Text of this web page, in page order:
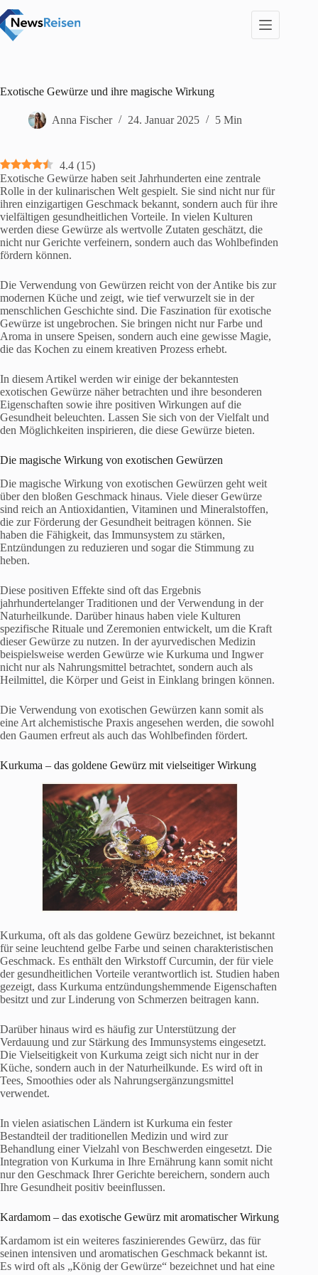
Inhalt
springen
Exotische Gewürze und ihre magische Wirkung
Anna Fischer 24. Januar 2025 5 Min
4.4 (15)
Exotische Gewürze haben seit Jahrhunderten eine zentrale
Rolle in der kulinarischen Welt gespielt. Sie sind nicht nur für
ihren einzigartigen Geschmack bekannt, sondern auch für ihre
vielfältigen gesundheitlichen Vorteile. In vielen Kulturen
werden diese Gewürze als wertvolle Zutaten geschätzt, die
nicht nur Gerichte verfeinern, sondern auch das Wohlbefinden
fördern können.
Die Verwendung von Gewürzen reicht von der Antike bis zur
modernen Küche und zeigt, wie tief verwurzelt sie in der
menschlichen Geschichte sind. Die Faszination für exotische
Gewürze ist ungebrochen. Sie bringen nicht nur Farbe und
Aroma in unsere Speisen, sondern auch eine gewisse Magie,
die das Kochen zu einem kreativen Prozess erhebt.
In diesem Artikel werden wir einige der bekanntesten
exotischen Gewürze näher betrachten und ihre besonderen
Eigenschaften sowie ihre positiven Wirkungen auf die
Gesundheit beleuchten. Lassen Sie sich von der Vielfalt und
den Möglichkeiten inspirieren, die diese Gewürze bieten.
Die magische Wirkung von exotischen Gewürzen
Die magische Wirkung von exotischen Gewürzen geht weit
über den bloßen Geschmack hinaus. Viele dieser Gewürze
sind reich an Antioxidantien, Vitaminen und Mineralstoffen,
die zur Förderung der Gesundheit beitragen können. Sie
haben die Fähigkeit, das Immunsystem zu stärken,
Entzündungen zu reduzieren und sogar die Stimmung zu
heben.
Diese positiven Effekte sind oft das Ergebnis
jahrhundertelanger Traditionen und der Verwendung in der
Naturheilkunde. Darüber hinaus haben viele Kulturen
spezifische Rituale und Zeremonien entwickelt, um die Kraft
dieser Gewürze zu nutzen. In der ayurvedischen Medizin
beispielsweise werden Gewürze wie Kurkuma und Ingwer
nicht nur als Nahrungsmittel betrachtet, sondern auch als
Heilmittel, die Körper und Geist in Einklang bringen können.
Die Verwendung von exotischen Gewürzen kann somit als
eine Art alchemistische Praxis angesehen werden, die sowohl
den Gaumen erfreut als auch das Wohlbefinden fördert.
Kurkuma – das goldene Gewürz mit vielseitiger Wirkung
Kurkuma, oft als das goldene Gewürz bezeichnet, ist bekannt
für seine leuchtend gelbe Farbe und seinen charakteristischen
Geschmack. Es enthält den Wirkstoff Curcumin, der für viele
der gesundheitlichen Vorteile verantwortlich ist. Studien haben
gezeigt, dass Kurkuma entzündungshemmende Eigenschaften
besitzt und zur Linderung von Schmerzen beitragen kann.
Darüber hinaus wird es häufig zur Unterstützung der
Verdauung und zur Stärkung des Immunsystems eingesetzt.
Die Vielseitigkeit von Kurkuma zeigt sich nicht nur in der
Küche, sondern auch in der Naturheilkunde. Es wird oft in
Tees, Smoothies oder als Nahrungsergänzungsmittel
verwendet.
In vielen asiatischen Ländern ist Kurkuma ein fester
Bestandteil der traditionellen Medizin und wird zur
Behandlung einer Vielzahl von Beschwerden eingesetzt. Die
Integration von Kurkuma in Ihre Ernährung kann somit nicht
nur den Geschmack Ihrer Gerichte bereichern, sondern auch
Ihre Gesundheit positiv beeinflussen.
Kardamom – das exotische Gewürz mit aromatischer Wirkung
Kardamom ist ein weiteres faszinierendes Gewürz, das für
seinen intensiven und aromatischen Geschmack bekannt ist.
Es wird oft als „König der Gewürze“ bezeichnet und hat eine